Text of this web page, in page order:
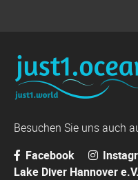
Besuchen Sie uns auch
Facebook
Lake Diver Hannover e.V.